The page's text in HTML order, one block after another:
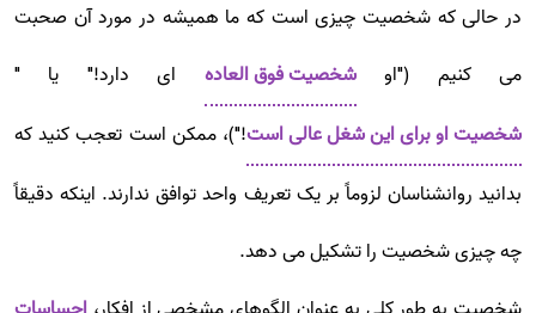
در حالی که شخصیت چیزی است که ما همیشه در مورد آن صحبت
می کنیم ("اوشخصیت فوق العاده ای دارد!" یا "
شخصیت او برای این شغل عالی است!")، ممکن است تعجب کنید که
بدانید روانشناسان لزوماً بر یک تعریف واحد توافق ندارند. اینکه دقیقاً
چه چیزی شخصیت را تشکیل می دهد.